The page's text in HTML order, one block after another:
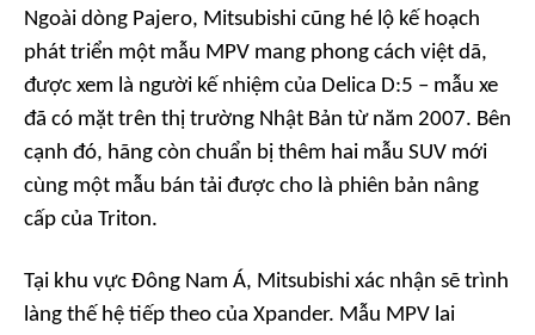
Ngoài dòng Pajero, Mitsubishi cũng hé lộ kế hoạch
phát triển một mẫu MPV mang phong cách việt dã,
được xem là người kế nhiệm của Delica D:5 – mẫu xe
đã có mặt trên thị trường Nhật Bản từ năm 2007. Bên
cạnh đó, hãng còn chuẩn bị thêm hai mẫu SUV mới
cùng một mẫu bán tải được cho là phiên bản nâng
cấp của Triton.
Tại khu vực Đông Nam Á, Mitsubishi xác nhận sẽ trình
làng thế hệ tiếp theo của Xpander. Mẫu MPV lai